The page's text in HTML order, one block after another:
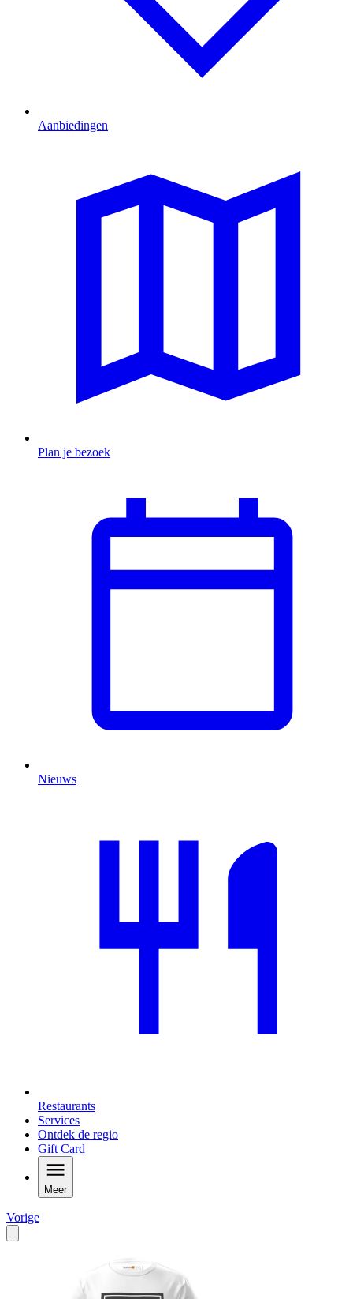
Aanbiedingen
Plan je bezoek
Nieuws
Restaurants
Services
Ontdek de regio
Gift Card
Meer
Vorige